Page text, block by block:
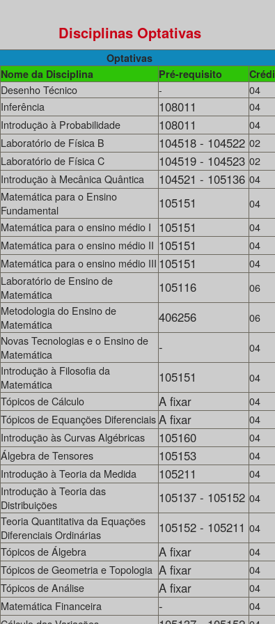
Disciplinas Optativas
Optativas
Nome da Disciplina Pré-requisito
Desenho Técnico -
04
Inferência 108011
04
Introdução à Probabilidade 108011
04
Laboratório de Física B 104518 - 104522 02
Laboratório de Física C 104519 - 104523 02
Introdução à Mecânica Quântica 104521 - 105136 04
Matemática para o Ensino
Fundamental
105151
04
Matemática para o ensino médio I 105151
04
Matemática para o ensino médio II 105151
04
Matemática para o ensino médio III 105151
04
Laboratório de Ensino de
Matemática
105116 06
Metodologia do Ensino de
Matemática
406256 06
Novas Tecnologias e o Ensino de
Matemática
- 04
Introdução à Filosofia da
Matemática
105151
04
Tópicos de Cálculo A fixar
04
Tópicos de Equanções Diferenciais A fixar
04
Introdução às Curvas Algébricas 105160
04
Álgebra de Tensores 105153
04
Introdução à Teoria da Medida 105211
04
Introdução à Teoria das
Distribuições
105137 - 105152 04
Teoria Quantitativa da Equações
Diferenciais Ordinárias
105152 - 105211 04
Tópicos de Álgebra A fixar
04
Tópicos de Geometria e Topologia A fixar
04
Tópicos de Análise A fixar
04
Matemática Financeira -
04